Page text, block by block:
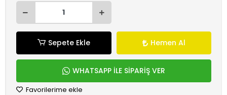
Sepete Ekle Hemen Al
WHATSAPP İLE SİPARİŞ VER
Favorilerime ekle